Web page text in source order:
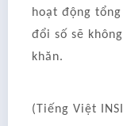
hoạt động
đổi số sẽ
khăn.
(Tiếng Việt